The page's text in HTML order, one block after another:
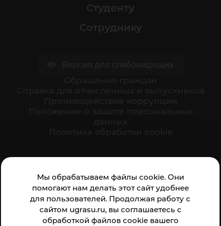
Мы обрабатываем файлы cookie. Они
помогают нам делать этот сайт удобнее
для пользователей. Продолжая работу с
сайтом ugrasu.ru, вы соглашаетесь с
обработкой файлов cookie вашего
Студенту
Сотруднику
организации: